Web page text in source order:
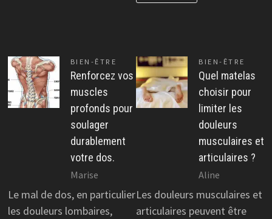
BIEN-ÊTRE
Renforcez vos
muscles
profonds pour
soulager
durablement
votre dos.
Marise
Le mal de dos, en particulier
les douleurs lombaires,
BIEN-ÊTRE
Quel matelas
choisir pour
limiter les
douleurs
musculaires et
articulaires ?
Aline
Les douleurs musculaires et
articulaires peuvent être